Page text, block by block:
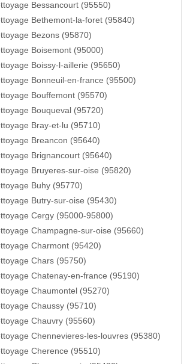
Bessancourt (95550)
Bethemont-la-foret (95840)
Bezons (95870)
Boisemont (95000)
Boissy-l-aillerie (95650)
Bonneuil-en-france (95500)
Bouffemont (95570)
Bouqueval (95720)
Bray-et-lu (95710)
Breancon (95640)
Brignancourt (95640)
Bruyeres-sur-oise (95820)
Buhy (95770)
Butry-sur-oise (95430)
Cergy (95000-95800)
Champagne-sur-oise (95660)
Charmont (95420)
Chars (95750)
Chatenay-en-france (95190)
Chaumontel (95270)
Chaussy (95710)
Chauvry (95560)
Chennevieres-les-louvres (95380)
Cherence (95510)